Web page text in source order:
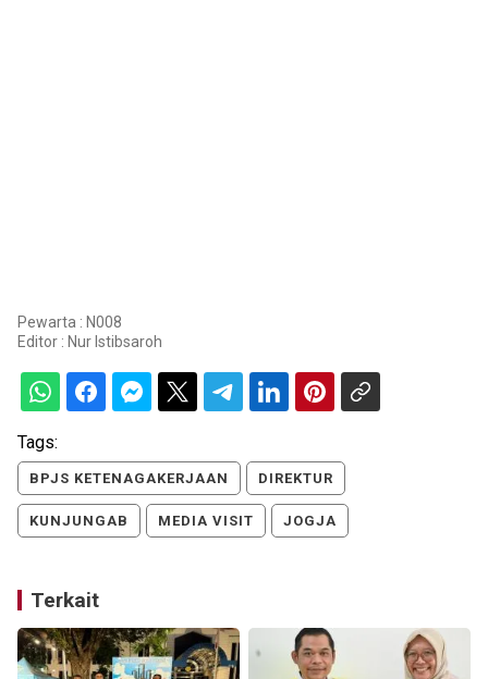
Pewarta : N008
Editor : Nur Istibsaroh
Tags:
BPJS KETENAGAKERJAAN DIREKTUR
KUNJUNGAB MEDIA VISIT JOGJA
Terkait